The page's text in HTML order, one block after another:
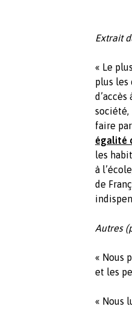
Extrait
« Le
plus les
société,
faire
égalité
les
à
de
Autres
« Nous
et les
« Nous